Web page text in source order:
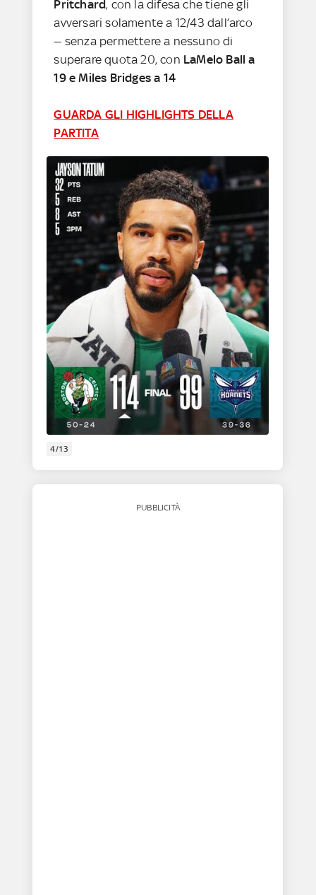
Pritchard, con la difesa che tiene gli
avversari solamente a 12/43 dall’arco
— senza permettere a nessuno di
superare quota 20, con LaMelo Ball a
19 e Miles Bridges a 14
GUARDA GLI HIGHLIGHTS DELLA
PARTITA
4/13
PUBBLICITÀ